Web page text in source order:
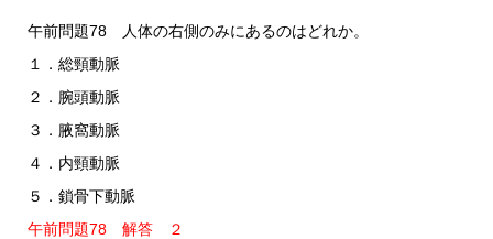
午前問題78 人体の右側のみにあるのはどれか。
１．総頸動脈
２．腕頭動脈
３．腋窩動脈
４．内頸動脈
５．鎖骨下動脈
午前問題78 解答 ２